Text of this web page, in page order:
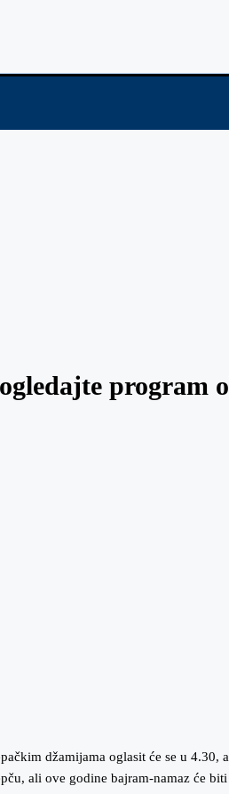
program
džamijama oglasit će se u
ali ove godine bajram-namaz će